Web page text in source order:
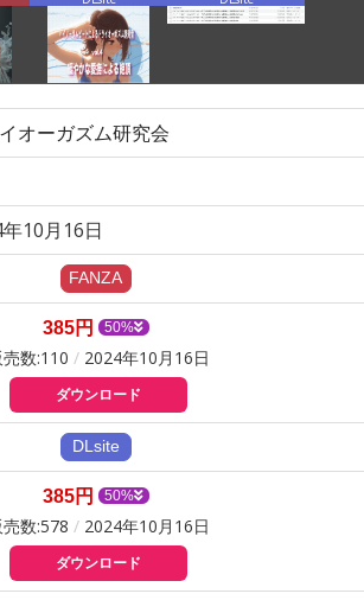
オーガズム研究会
10月16日
385円 50%
数:110 / 2024年10月16日
ダウンロード
385円 50%
数:578 / 2024年10月16日
ダウンロード